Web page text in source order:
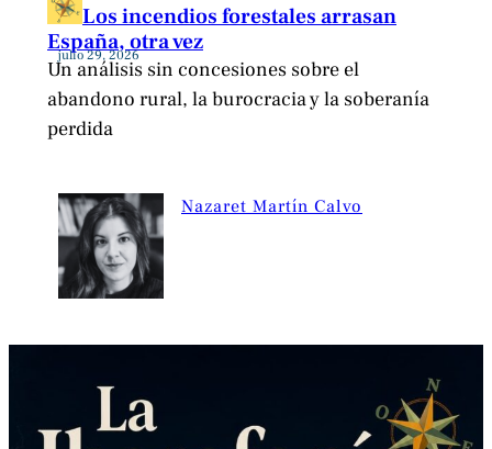
Los incendios forestales arrasan
España, otra vez
julio 29, 2026
Un análisis sin concesiones sobre el
abandono rural, la burocracia y la soberanía
perdida
Nazaret Martín Calvo